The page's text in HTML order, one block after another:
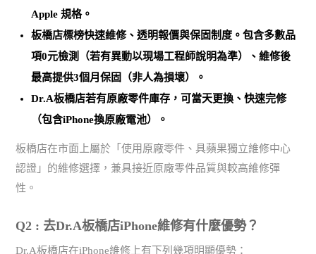
Apple 規格。
板橋店標榜快速維修、透明報價與保固制度 。包含多數品
項0元檢測（若有異動以現場工程師說明為準）、維修後
最高提供3個月保固（非人為損壞）。
Dr.A板橋店若有原廠零件庫存，可當天更換、快速完修
（包含iPhone換原廠電池）。
板橋店在市面上屬於「使用原廠零件、具蘋果獨立維修中心
認證」的維修選擇，兼具接近原廠零件品質與較高維修彈
性。
Q2 : 去Dr.A板橋店iPhone維修有什麼優勢？
Dr.A板橋店在iPhone維修上有下列幾項明顯優勢：